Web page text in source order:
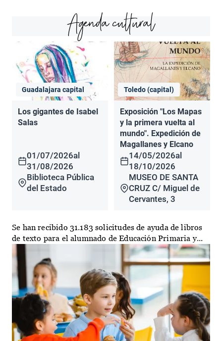
Agenda cultural
Guadalajara capital
Los gigantes de Isabel
Salas
01/07/2026al
31/08/2026
Biblioteca Pública
del Estado
Toledo (capital)
Exposición "Los Mapas
y la primera vuelta al
mundo". Expedición de
Magallanes y Elcano
14/05/2026al
18/10/2026
MUSEO DE SANTA
CRUZ C/ Miguel de
Cervantes, 3
Se han recibido 31.183 solicitudes de ayuda de libros
de texto para el alumnado de Educación Primaria y...